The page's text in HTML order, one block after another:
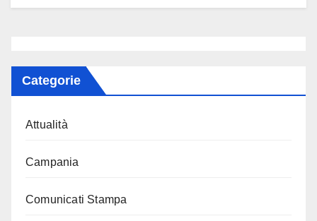
Categorie
Attualità
Campania
Comunicati Stampa